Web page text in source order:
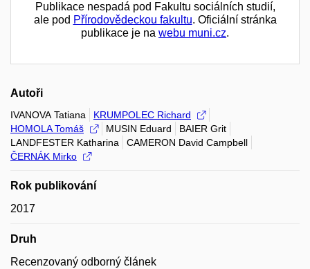
Publikace nespadá pod Fakultu sociálních studií,
ale pod Přírodovědeckou fakultu. Oficiální stránka
publikace je na webu muni.cz.
Autoři
IVANOVA Tatiana
KRUMPOLEC Richard
HOMOLA Tomáš
MUSIN Eduard
BAIER Grit
LANDFESTER Katharina
CAMERON David Campbell
ČERNÁK Mirko
Rok publikování
2017
Druh
Recenzovaný odborný článek